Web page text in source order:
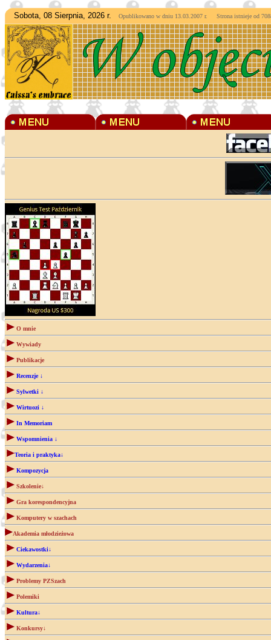
Sobota, 08 Sierpnia, 2026 r. Opublikowano w dniu 13.03.2007 r. Strona istnieje od
O mnie
Wywiady
Publikacje
Recenzje ↓
Sylwetki ↓
Wirtuozi ↓
In Memoriam
Wspomnienia ↓
Teoria i praktyka↓
Kompozycja
Szkolenie↓
Gra korespondencyjna
Komputery w szachach
Akademia młodzieżowa
Ciekawostki↓
Wydarzenia↓
Problemy PZSzach
Polemiki
Kultura↓
Konkursy↓